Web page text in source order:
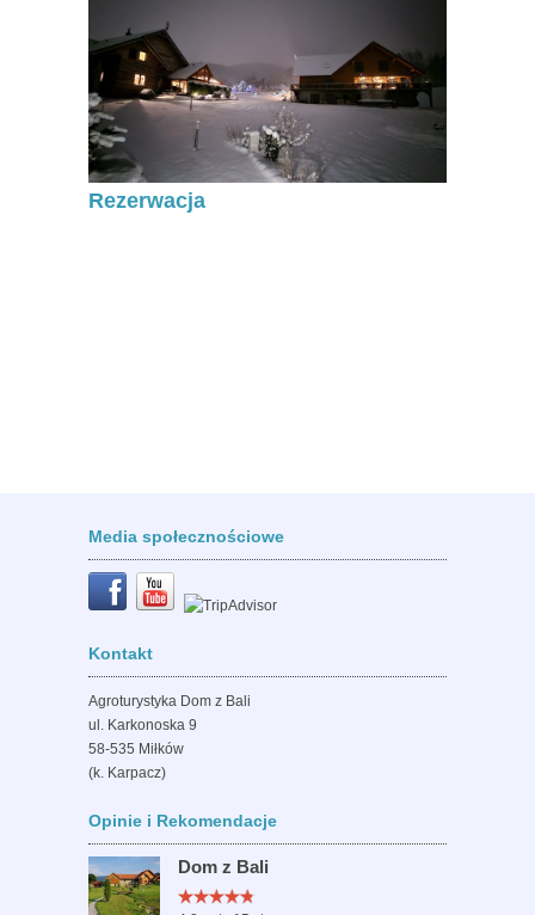
Rezerwacja
Media społecznościowe
Kontakt
Agroturystyka Dom z Bali
ul. Karkonoska 9
58-535 Miłków
(k. Karpacz)
Opinie i Rekomendacje
Dom z Bali